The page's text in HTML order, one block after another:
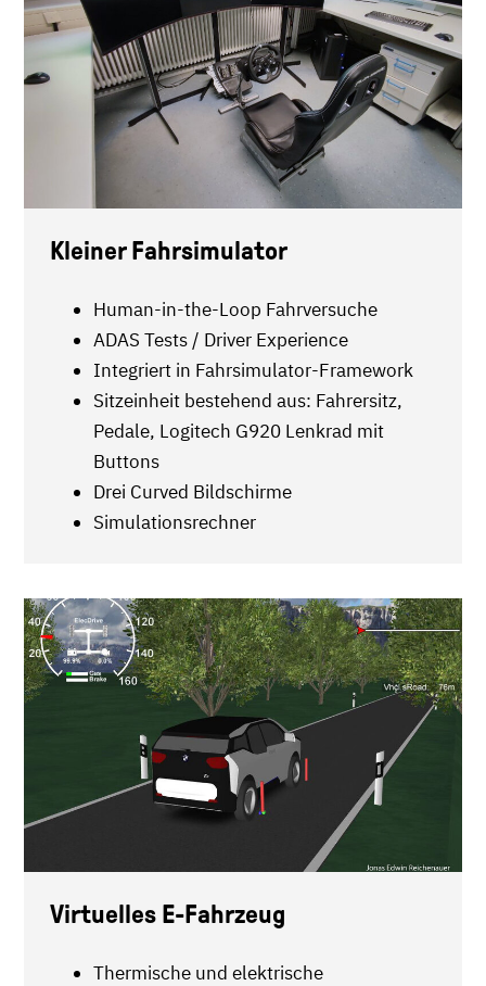
Kleiner Fahrsimulator
Human-in-the-Loop Fahrversuche
ADAS Tests / Driver Experience
Integriert in Fahrsimulator-Framework
Sitzeinheit bestehend aus: Fahrersitz,
Pedale, Logitech G920 Lenkrad mit
Buttons
Drei Curved Bildschirme
Simulationsrechner
Virtuelles E-Fahrzeug
Thermische und elektrische